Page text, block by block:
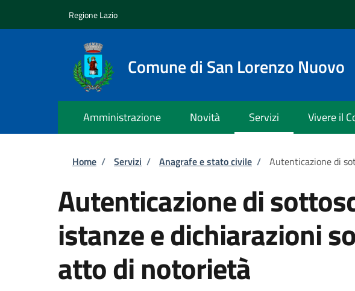
Regione Lazio
Comune di San Lorenzo Nuovo
Amministrazione Novità Servizi Vivere il
Briciole di pane
Home / Servizi / Anagrafe e stato civile / Autenticazione di
Autenticazione di
istanze e dichiarazioni
atto di notorietà